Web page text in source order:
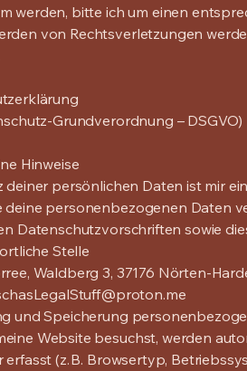
werden, bitte ich um einen
von Rechtsverletzungen
Grundverordnung – DSGVO)
Hinweise
deiner persönlichen Daten ist mir
deine personenbezogenen Daten
Datenschutzvorschriften sowie
Stelle
Waldberg 3, 37176 Nörten-
und Speicherung
Website besuchst, werden
erfasst (z. B. Browsertyp,